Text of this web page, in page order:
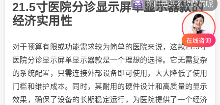
21.5寸医院分诊显示屏单显示器款的
经济实用性
对于预算有限或功能需求较为简单的医院来说，这款21.5寸
医院分诊显示屏单显示器款是一个理想的选择。它无需复杂
的系统配置，只需连接外部设备即可使用，大大降低了使用
门槛和维护成本。同时，其耐用的硬件设计和高质量的显示
效果，确保了设备的长期稳定运行，为医院提供了一个经济